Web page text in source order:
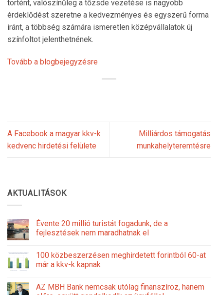
történt, valószínűleg a tőzsde vezetése is nagyobb
érdeklődést szeretne a kedvezményes és egyszerű forma
iránt, a többség számára ismeretlen középvállalatok új
színfoltot jelenthetnének.
Tovább a blogbejegyzésre
A Facebook a magyar kkv-k
kedvenc hirdetési felülete
Milliárdos támogatás
munkahelyteremtésre
AKTUALITÁSOK
Évente 20 millió turistát fogadunk, de a
fejlesztések nem maradhatnak el
100 közbeszerzésen meghirdetett forintból 60-at
már a kkv-k kapnak
AZ MBH Bank nemcsak utólag finanszíroz, hanem